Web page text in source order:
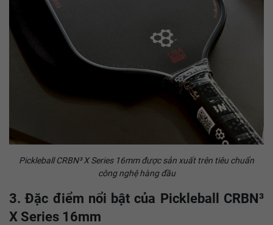
Pickleball CRBN³ X Series 16mm được sản xuất trên tiêu chuẩn
công nghệ hàng đầu
3. Đặc điểm nổi bật của Pickleball CRBN³
X Series 16mm